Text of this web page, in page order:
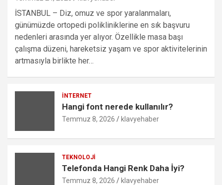
İSTANBUL – Diz, omuz ve spor yaralanmaları,
günümüzde ortopedi polikliniklerine en sık başvuru
nedenleri arasında yer alıyor. Özellikle masa başı
çalışma düzeni, hareketsiz yaşam ve spor aktivitelerinin
artmasıyla birlikte her…
İNTERNET
Hangi font nerede kullanılır?
Temmuz 8, 2026 klavyehaber
TEKNOLOJI
Telefonda Hangi Renk Daha İyi?
Temmuz 8, 2026 klavyehaber